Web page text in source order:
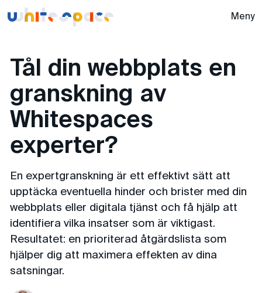
Whitespace - Meny
Tål din webbplats en
granskning av
Whitespaces
experter?
En expertgranskning är ett effektivt sätt att
upptäcka eventuella hinder och brister med din
webbplats eller digitala tjänst och få hjälp att
identifiera vilka insatser som är viktigast.
Resultatet: en prioriterad åtgärdslista som
hjälper dig att maximera effekten av dina
satsningar.